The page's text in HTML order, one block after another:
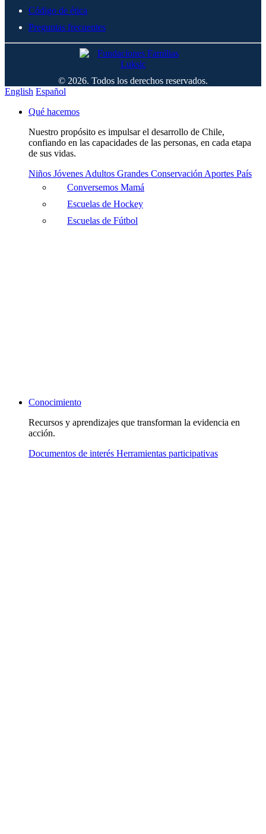
Código de ética
Preguntas frecuentes
© 2026. Todos los derechos reservados.
English Español
Qué hacemos
Nuestro propósito es impulsar el desarrollo de Chile,
confiando en las capacidades de las personas, en cada etapa
de sus vidas.
Niños Jóvenes Adultos Grandes Conservación Aportes País
Conversemos Mamá
Escuelas de Hockey
Escuelas de Fútbol
Conocimiento
Recursos y aprendizajes que transforman la evidencia en
acción.
Documentos de interés Herramientas participativas